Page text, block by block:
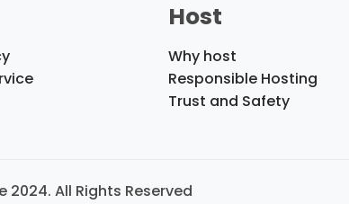
Host
Why host
Responsible Hosting
Trust and Safety
2024. All Rights Reserved